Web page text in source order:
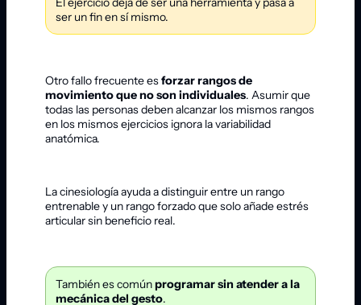
ser un fin en sí mismo.
Otro fallo frecuente esforzar rangos de
movimiento que no son individuales. Asumir que
todas las personas deben alcanzar los mismos rangos
en los mismos ejercicios ignora la variabilidad
anatómica.
La cinesiología ayuda a distinguir entre un rango
entrenable y un rango forzado que solo añade estrés
articular sin beneficio real.
También es comúnprogramar sin atender a la
mecánica del gesto.